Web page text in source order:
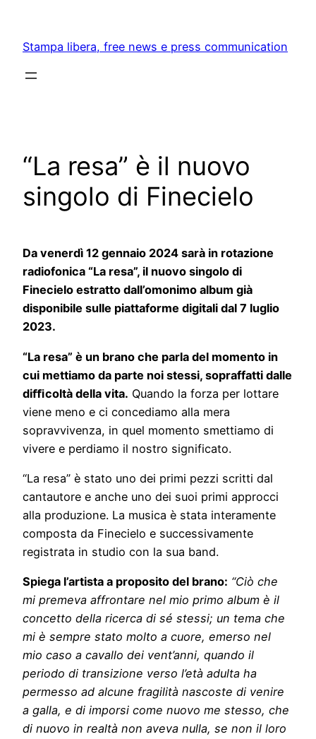
content
Stampa libera, free news e press communication
“La resa” è il nuovo
singolo di Finecielo
Da venerdì 12 gennaio 2024 sarà in rotazione
radiofonica “La resa”, il nuovo singolo di
Finecielo estratto dall’omonimo album già
disponibile sulle piattaforme digitali dal 7 luglio
2023.
“La resa” è un brano che parla del momento in
cui mettiamo da parte noi stessi, sopraffatti dalle
diﬃcoltà della vita. Quando la forza per lottare
viene meno e ci concediamo alla mera
sopravvivenza, in quel momento smettiamo di
vivere e perdiamo il nostro significato.
“La resa” è stato uno dei primi pezzi scritti dal
cantautore e anche uno dei suoi primi approcci
alla produzione. La musica è stata interamente
composta da Finecielo e successivamente
registrata in studio con la sua band.
Spiega l’artista a proposito del brano: “Ciò che
mi premeva affrontare nel mio primo album è il
concetto della ricerca di sé stessi; un tema che
mi è sempre stato molto a cuore, emerso nel
mio caso a cavallo dei vent’anni, quando il
periodo di transizione verso l’età adulta ha
permesso ad alcune fragilità nascoste di venire
a galla, e di imporsi come nuovo me stesso, che
di nuovo in realtà non aveva nulla, se non il loro